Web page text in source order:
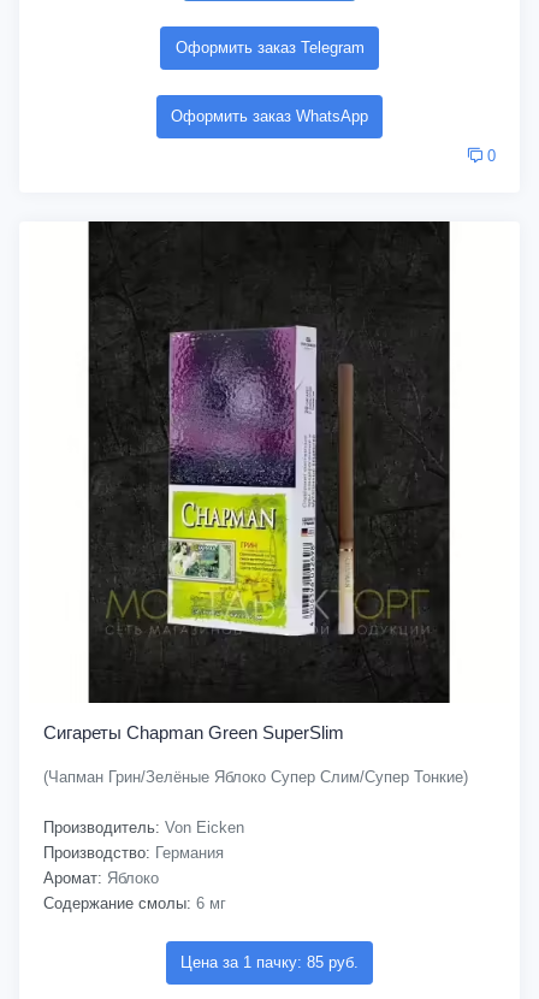
Оформить заказ Telegram
Оформить заказ WhatsApp
0
Сигареты Chapman Green SuperSlim
(Чапман Грин/Зелёные Яблоко Супер Слим/Супер Тонкие)
Производитель: Von Eicken
Производство: Германия
Аромат: Яблоко
Содержание смолы: 6 мг
Цена за 1 пачку: 85 руб.